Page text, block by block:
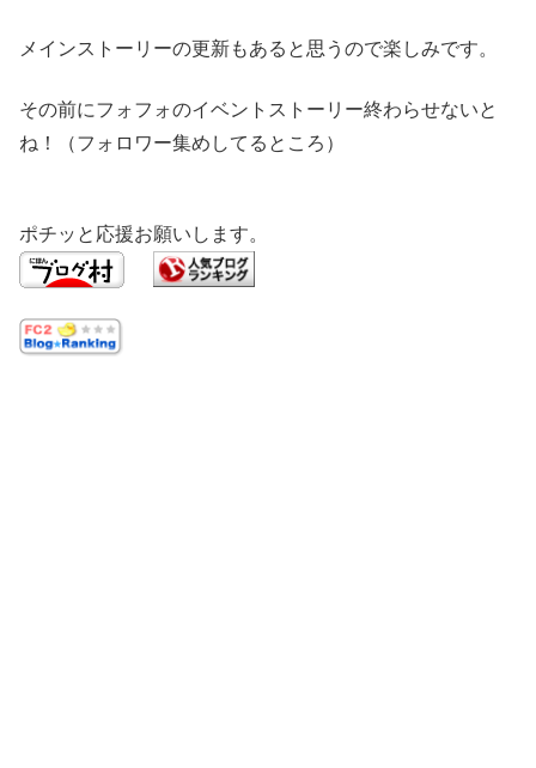
メインストーリーの更新もあると思うので楽しみです。
その前にフォフォのイベントストーリー終わらせないと
ね！（フォロワー集めしてるところ）
ポチッと応援お願いします。